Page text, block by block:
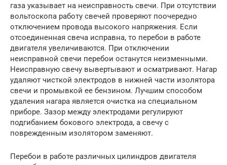
газа указы­вает на неисправность свечи. При отсутствии
вольтоскопа работу све­чей проверяют поочередно
отключением провода высокого напряже­ния. Если
отсоединенная свеча исправна, то перебои в работе
двигателя увеличиваются. При отключении
неисправной свечи перебои останут­ся неизменными.
Неисправную свечу вывертывают и осматривают. Нагар
удаляют чисткой электродов в нижней части изолятора
свечи и промывкой ее бензином. Лучшим способом
удаления нагара явля­ется очистка на специальном
приборе. Зазор между электродами регу­лируют
подгибанием бокового электрода, а свечу с
поврежденным изо­лятором заменяют.
Перебои в работе различных цилиндров двигателя